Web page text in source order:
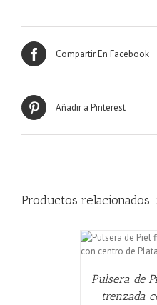
Compartir En Facebook
Añadir a Pinterest
Productos relacionados
Pulsera de
trenzada